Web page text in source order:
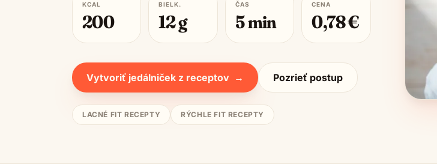
KCAL
200
BIELK.
12g
ČAS
5min
CENA
0,78€
Vytvoriť jedálniček z receptov → Pozrieť postup
LACNÉ FIT RECEPTY RÝCHLE FIT RECEPTY